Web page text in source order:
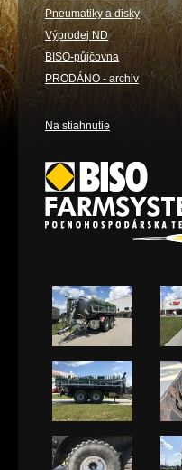
Pneumatiky a disky
Výprodej ND
BISO-půjčovna
PRODÁNO - archiv
Na stiahnutie